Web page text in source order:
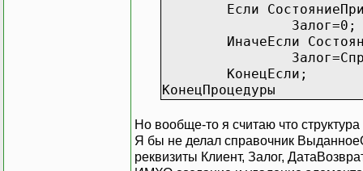
Если
Залог=0;
ИначеЕсли
КонецЕсли;
КонецПроцедуры
Но вообще-то я считаю что
Я бы не делал справочник
реквизиты Клиент, Залог,